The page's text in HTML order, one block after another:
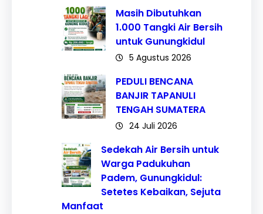
Masih Dibutuhkan
1.000 Tangki Air Bersih
untuk Gunungkidul
5 Agustus 2026
PEDULI BENCANA
BANJIR TAPANULI
TENGAH SUMATERA
24 Juli 2026
Sedekah Air Bersih untuk
Warga Padukuhan
Padem, Gunungkidul:
Setetes Kebaikan, Sejuta
Manfaat